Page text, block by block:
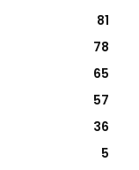
81
78
65
57
36
5